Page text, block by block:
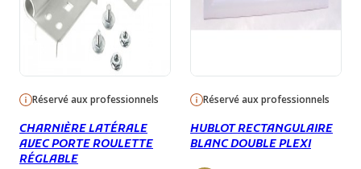
Réservé aux professionnels
CHARNIÈRE LATÉRALE
AVEC PORTE ROULETTE
RÉGLABLE
Réservé aux professionnels
HUBLOT RECTANGULAIRE
BLANC DOUBLE PLEXI